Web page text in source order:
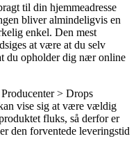
til din hjemmeadresse
bliver almindeligvis en
enkel. Den mest
at være at du selv
du opholder dig nær online
> Drops
vise sig at være vældig
fluks, så derfor er
den forventede leveringstid